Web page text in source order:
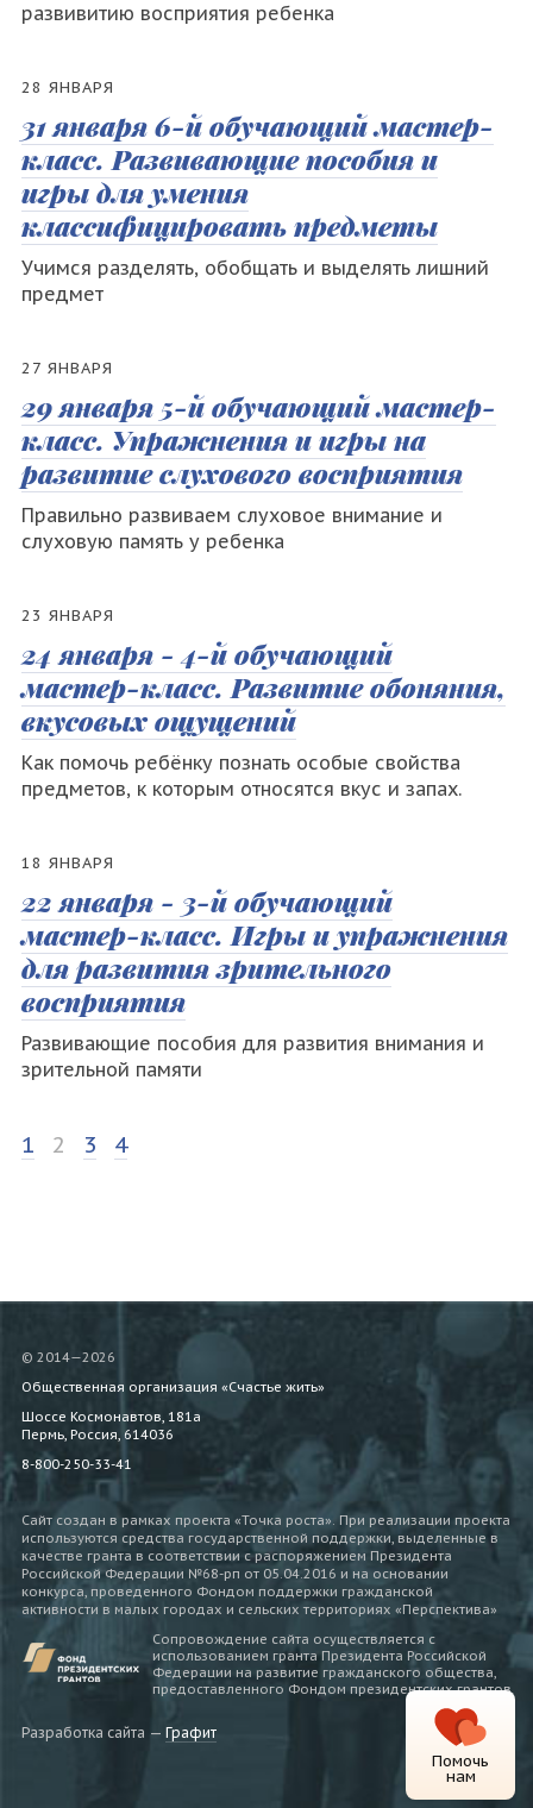
развивитию восприятия ребенка
28 ЯНВАРЯ
31 января 6-й обучающий мастер-
класс. Развивающие пособия и
игры для умения
классифицировать предметы
Учимся разделять, обобщать и выделять лишний
предмет
27 ЯНВАРЯ
29 января 5-й обучающий мастер-
класс. Упражнения и игры на
развитие слухового восприятия
Правильно развиваем слуховое внимание и
слуховую память у ребенка
23 ЯНВАРЯ
24 января - 4-й обучающий
мастер-класс. Развитие обоняния,
вкусовых ощущений
Как помочь ребёнку познать особые свойства
предметов, к которым относятся вкус и запах.
18 ЯНВАРЯ
22 января - 3-й обучающий
мастер-класс. Игры и упражнения
для развития зрительного
восприятия
Развивающие пособия для развития внимания и
зрительной памяти
1 2 3 4
© 2014—2026
Общественная организация «Счастье жить»
Шоссе Космонавтов, 181а
Пермь, Россия, 614036
8-800-250-33-41
Сайт создан в рамках проекта «Точка роста». При реализации проекта
используются средства государственной поддержки, выделенные в
качестве гранта в соответствии c распоряжением Президента
Российской Федерации №68-рп от 05.04.2016 и на основании
конкурса, проведенного Фондом поддержки гражданской
активности в малых городах и сельских территориях «Перспектива»
Сопровождение сайта осуществляется с
использованием гранта Президента Российской
Федерации на развитие гражданского общества,
предоставленного Фондом президентских грантов
Разработка сайта — Графит
Помочь
нам